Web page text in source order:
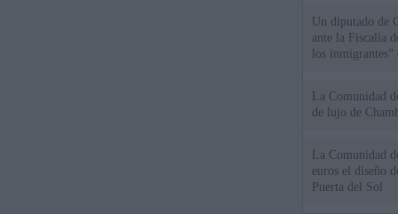
Un diputado de
ante la Fiscalía
los inmigrantes”
La Comunidad
de lujo de
La Comunidad
euros el diseño
Puerta del Sol